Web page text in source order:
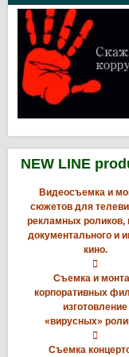
NEW LINE
Видеосъемка и
сюжетов для
рекламных роликов,
документального и
кино.

Съемка и
корпоративных
изготовление
«вирусных»

Съемка